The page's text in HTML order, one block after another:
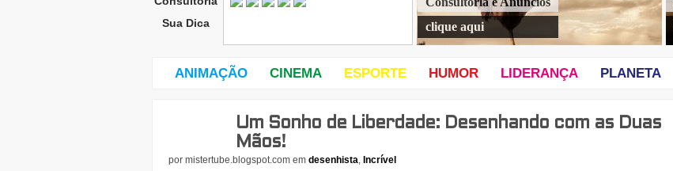
Sua Dica
clique aqui
ANIMAÇÃO CINEMA ESPORTE HUMOR LIDERANÇA PLANETA
feira
Um Sonho de Liberdade: Desenhando com as Duas
Mãos!
por mistertube.blogspot.com em desenhista, Incrível